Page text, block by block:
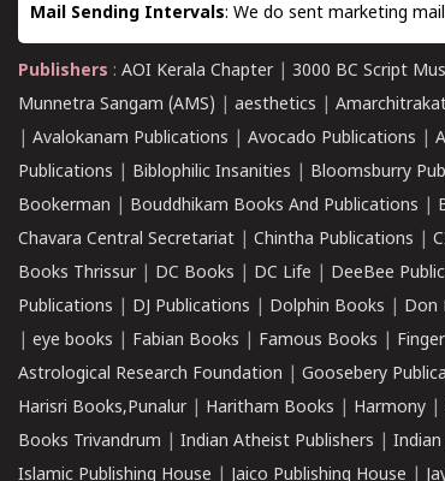
Mail Sending Intervals: We do sent marketing
Publishers : AOI Kerala Chapter| 3000 BC Script
Munnetra Sangam (AMS)
aesthetics
Avalokanam Publications Avocado Publications
Publications
Biblophilic Insanities Bloomsburry
Bookerman
Bouddhikam Books And Publications
Chavara Central Secretariat
Chintha Publications
Books Thrissur| DC Books DC Life DeeBee
Publications
DJ Publications Dolphin Books Don
eye books Fabian Books Famous Books
Astrological Research Foundation
Goosebery
Harisri Books,Punalur| Haritham Books Harmony
Books Trivandrum
Indian Atheist Publishers
Islamic Publishing House
Jaico Publishing House